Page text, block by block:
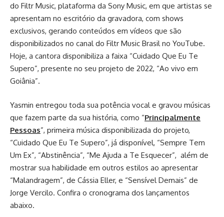
do Filtr Music, plataforma da Sony Music, em que artistas se
apresentam no escritório da gravadora, com shows
exclusivos, gerando conteúdos em vídeos que são
disponibilizados no canal do Filtr Music Brasil no YouTube.
Hoje, a cantora disponibiliza a faixa “Cuidado Que Eu Te
Supero”, presente no seu projeto de 2022, “Ao vivo em
Goiânia”.
Yasmin entregou toda sua potência vocal e gravou músicas
que fazem parte da sua história, como “Principalmente
Pessoas”, primeira música disponibilizada do projeto,
“Cuidado Que Eu Te Supero”, já disponível, “Sempre Tem
Um Ex”, “Abstinência”, “Me Ajuda a Te Esquecer”, além de
mostrar sua habilidade em outros estilos ao apresentar
“Malandragem”, de Cássia Eller, e “Sensível Demais” de
Jorge Vercilo. Confira o cronograma dos lançamentos
abaixo.